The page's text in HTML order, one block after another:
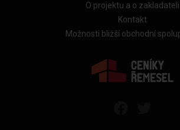
O projektu a o zakladateli
Kontakt
Možnosti bližší obchodní